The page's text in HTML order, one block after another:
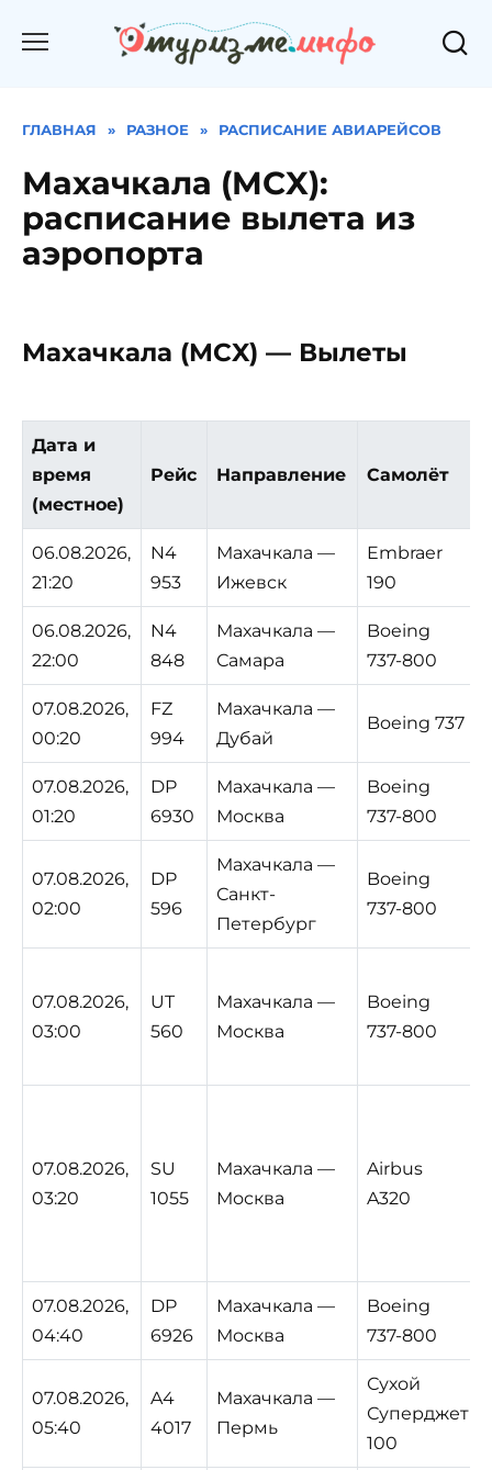
ГЛАВНАЯ » РАЗНОЕ » РАСПИСАНИЕ АВИАРЕЙСОВ
Махачкала (MCX):
расписание вылета из
аэропорта
Махачкала (MCX) — Вылеты
Дата и
время
(местное)
Рейс Направление Самолёт
06.08.2026,
21:20
N4
953
Махачкала —
Ижевск
Embraer
190
06.08.2026,
22:00
N4
848
Махачкала —
Самара
Boeing
737-800
07.08.2026,
00:20
FZ
994
Махачкала —
Дубай
Boeing 737
07.08.2026,
01:20
DP
6930
Махачкала —
Москва
Boeing
737-800
07.08.2026,
02:00
DP
596
Махачкала —
Санкт-
Петербург
Boeing
737-800
07.08.2026,
03:00
UT
560
Махачкала —
Москва
Boeing
737-800
07.08.2026,
03:20
SU
1055
Махачкала —
Москва
Airbus
A320
07.08.2026,
04:40
DP
6926
Махачкала —
Москва
Boeing
737-800
07.08.2026,
05:40
A4
4017
Махачкала —
Пермь
Сухой
Суперджет
100